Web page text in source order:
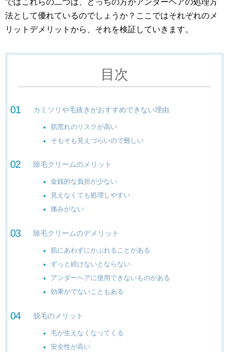
法として優れているのでしょうか？ここではそれぞれのメ
リットデメリットから、それを検証していきます。
目次
カミソリや毛抜きがおすすめできない理由
肌荒れのリスクが高い
そもそも見えづらいので難しい
除毛クリームのメリット
金銭的な負担が少ない
見えなくても処理しやすい
痛みがない
除毛クリームのデメリット
肌にあわずにかぶれることがある
ずっと続けないとならない
アンダーヘアに使用できないものがある
効果がでないこともある
脱毛のメリット
毛が生えなくなってくる
安全性が高い